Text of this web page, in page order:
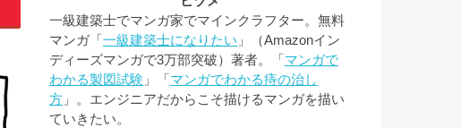
一級建築士でマンガ家でマインクラフター。無料
マンガ「一級建築士になりたい 」（Amazonイン
ディーズマンガで3万部突破）著者。「マンガで
わかる製図試験 」「マンガでわかる痔の治し
方 」。エンジニアだからこそ描けるマンガを描い
ていきたい。